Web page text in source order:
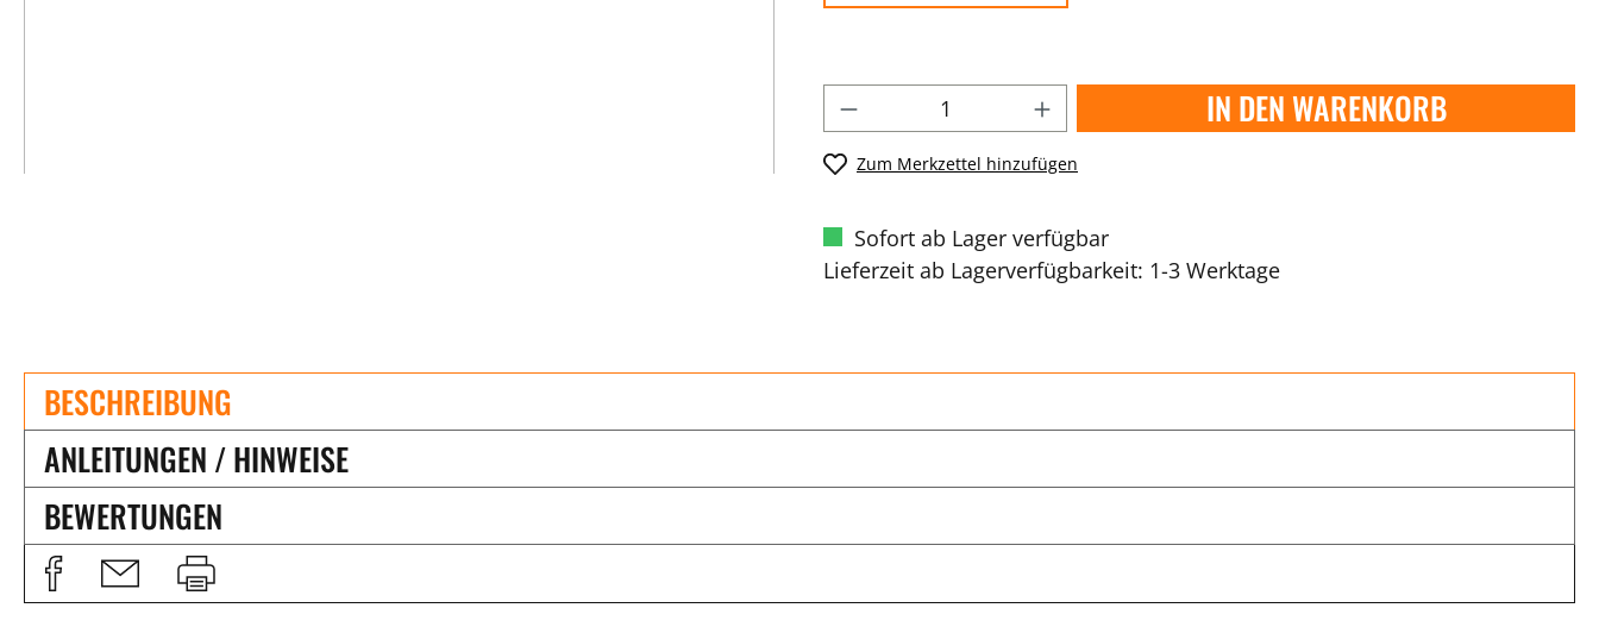
IN DEN WARENKORB
Zum Merkzettel hinzufügen
Sofort ab Lager verfügbar
Lieferzeit ab Lagerverfügbarkeit: 1-3 Werktage
BESCHREIBUNG
ANLEITUNGEN / HINWEISE
BEWERTUNGEN